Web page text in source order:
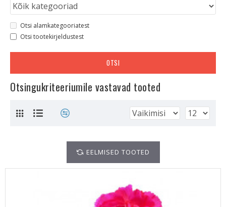
Otsi alamkategooriatest
Otsi tootekirjeldustest
OTSI
Otsingukriteeriumile vastavad tooted
EELMISED TOOTED